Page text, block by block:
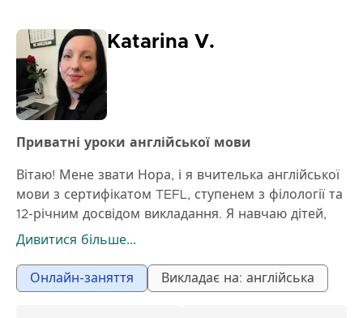
Katarina V.
Приватні уроки англійської мови
Вітаю! Мене звати Нора, і я вчителька англійської
мови з сертифікатом TEFL, ступенем з філології та
12-річним досвідом викладання. Я навчаю дітей,
підлітків і дорослих, спеціалізуючись на допомозі
Мої уроки терплячі, цікаві та адаптовані до потреб
кожного учня. Незалежно від того, чи хочете ви
Дивитися більше...
Онлайн-заняття Викладає на: англійська